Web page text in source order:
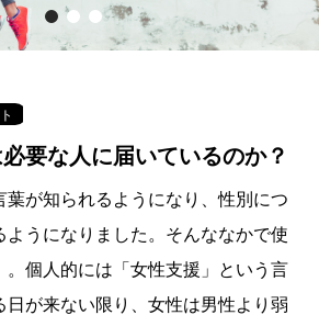
必要な人に届いているのか？
葉が知られるようになり、性別につ
ようになりました。そんななかで使
。個人的には「女性支援」という言
日が来ない限り、女性は男性より弱